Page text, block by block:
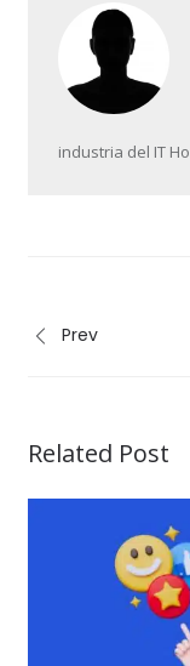
industria del IT
Prev
Related Post